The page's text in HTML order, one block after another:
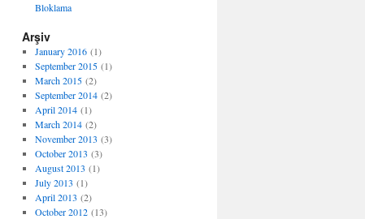
Bloklama
Arşiv
January 2016(1)
September 2015(1)
March 2015(2)
September 2014(2)
April 2014(1)
March 2014(2)
November 2013 (3)
October 2013 (3)
August 2013 (1)
July 2013 (1)
April 2013 (2)
October 2012(13)